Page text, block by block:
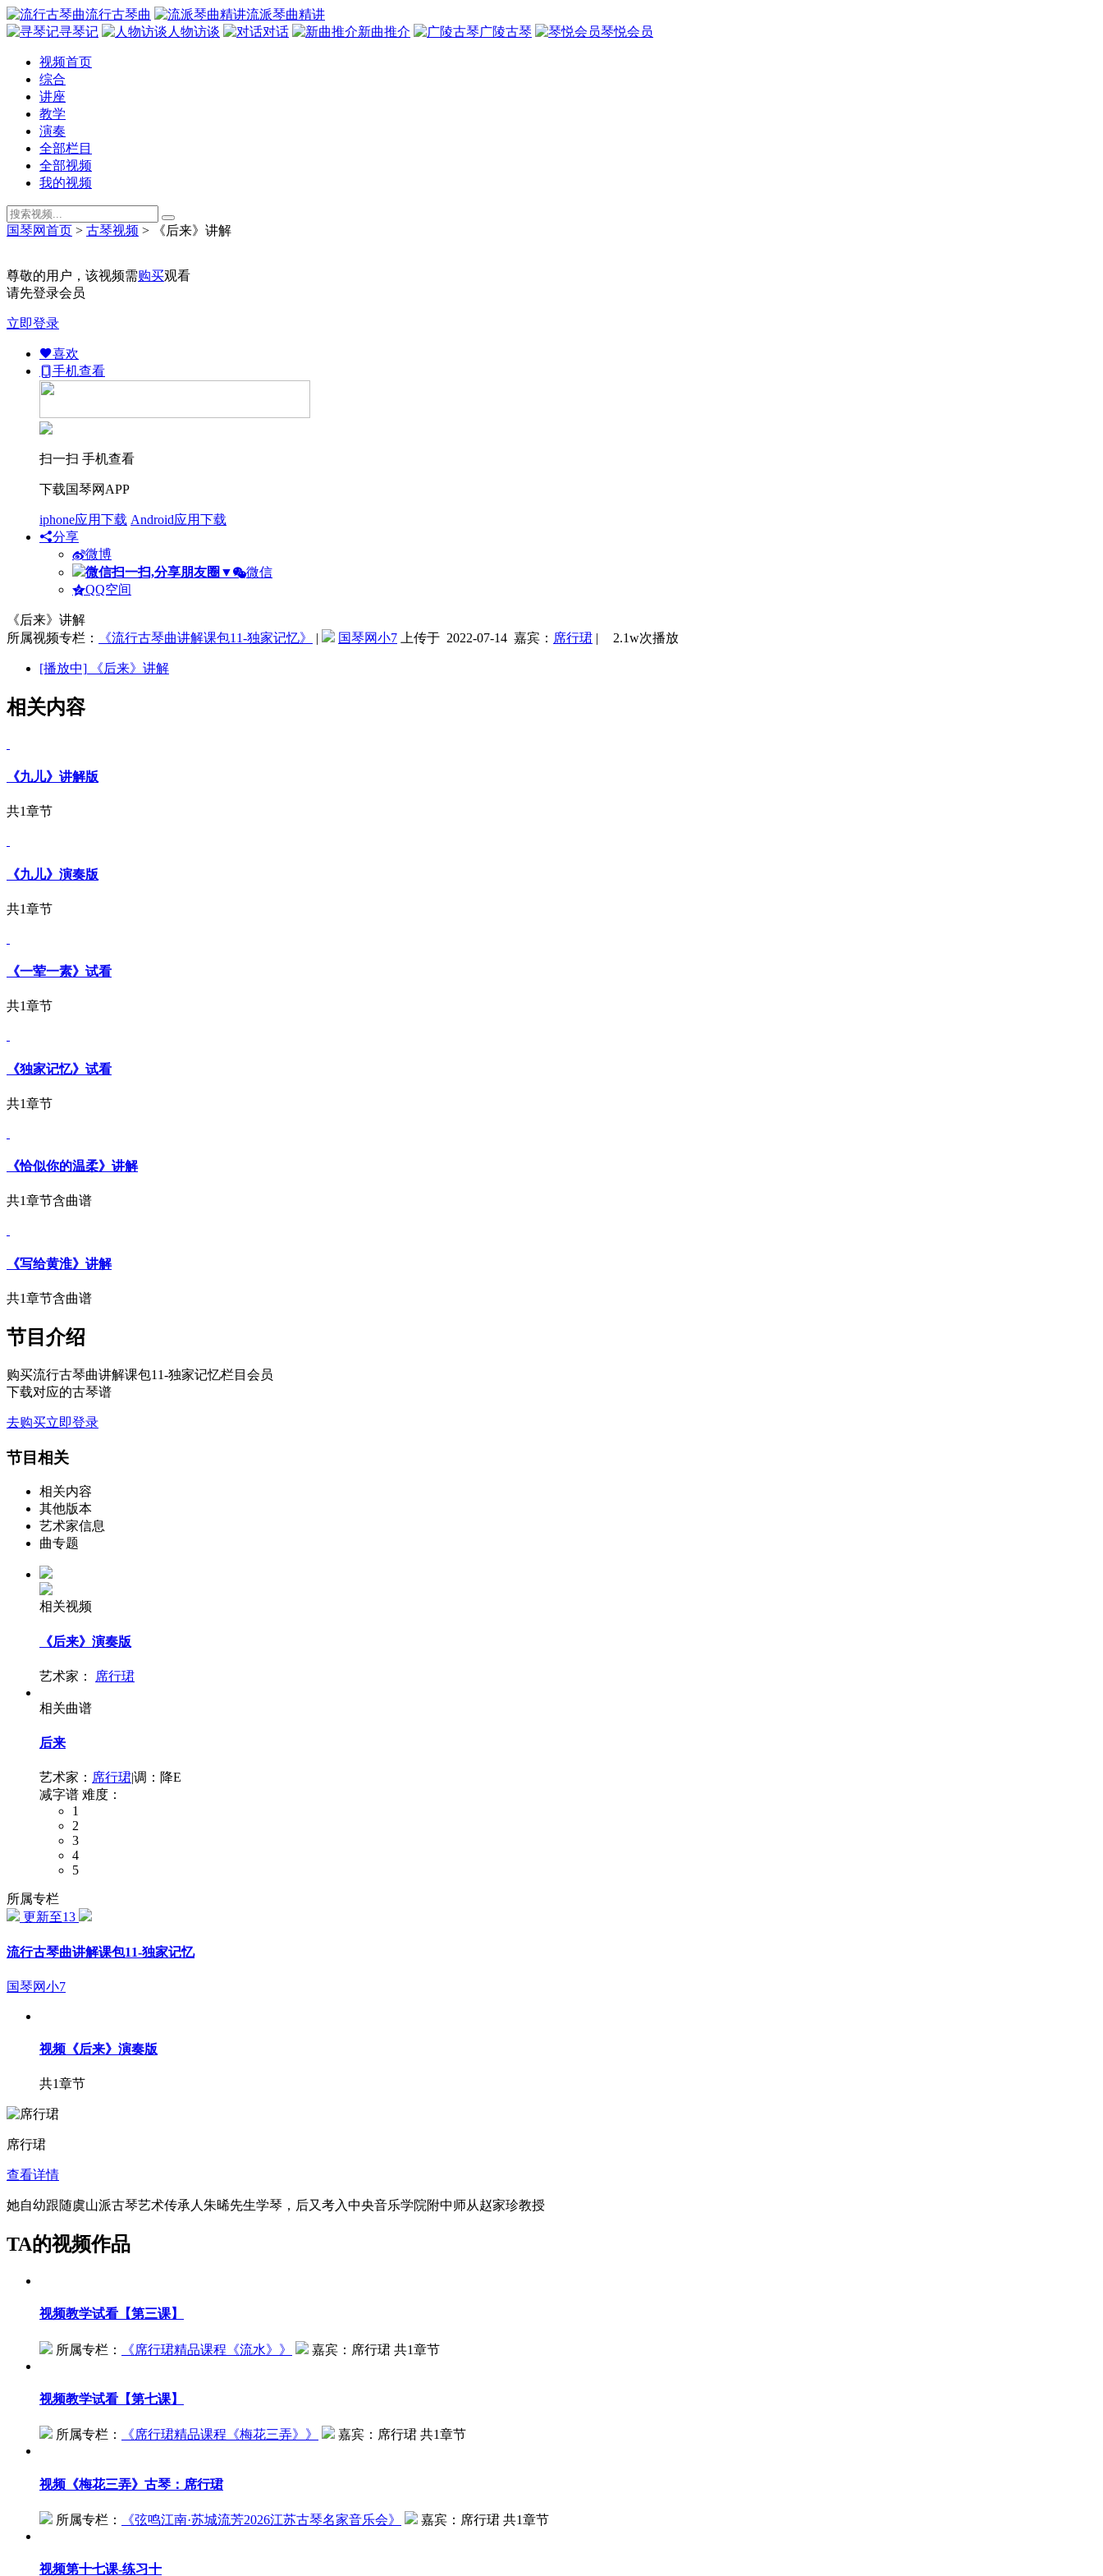
流行古琴曲
流派琴曲精讲
寻琴记
人物访谈 对话 新曲推介 广陵古琴 琴悦会员
视频首页
综合
讲座
教学
演奏
全部栏目
全部视频
我的视频
国琴网首页 > 古琴视频 > 《后来》讲解
尊敬的用户，该视频需购买观看
请先登录会员
立即登录
喜欢
手机查看
扫一扫 手机查看
下载国琴网APP
iphone应用下载 Android应用下载
分享
微博
微信扫一扫,分享朋友圈 ▼
微信
QQ空间
《后来》讲解
所属视频专栏：
《流行古琴曲讲解课包11-独家记忆》 | 国琴网小7 上传于 2022-07-14 嘉宾： 席行珺 | 2.1w次播放
[播放中] 《后来》讲解
相关内容
《九儿》讲解版
共1章节
《九儿》演奏版
共1章节
《一荤一素》试看
共1章节
《独家记忆》试看
共1章节
《恰似你的温柔》讲解
共1章节含曲谱
《写给黄淮》讲解
共1章节含曲谱
节目介绍
购买流行古琴曲讲解课包11-独家记忆栏目会员
下载对应的古琴谱
去购买立即登录
节目相关
相关内容
其他版本
艺术家信息
曲专题
相关视频
《后来》演奏版
艺术家： 席行珺
相关曲谱
后来
艺术家： 席行珺|调：降E
减字谱 难度：
1
2
3
4
5
所属专栏
更新至13
流行古琴曲讲解课包11-独家记忆
国琴网小7
视频 《后来》演奏版
共1章节
席行珺
查看详情
她自幼跟随虞山派古琴艺术传承人朱晞先生学琴，后又考入中央音乐学院附中师从赵家珍教授
TA的视频作品
视频教学试看【第三课】
所属专栏： 《席行珺精品课程《流水》 》 嘉宾： 席行珺 共1章节
视频教学试看【第七课】
所属专栏： 《席行珺精品课程《梅花三弄》 》 嘉宾： 席行珺 共1章节
视频 《梅花三弄》古琴：席行珺
所属专栏： 《弦鸣江南·苏城流芳2026江苏古琴名家音乐会》 嘉宾： 席行珺 共1章节
视频第十七课-练习十